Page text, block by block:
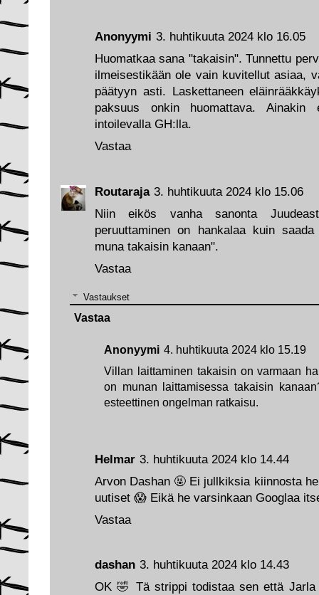
dashan 3. huhtikuuta 2024 klo 14.43
OK 🤣 Tä strippi todistaa sen että
Helmar 3. huhtikuuta 2024 klo 14.44
Arvon Dashan 🤬 Ei jullkiksia kiinnosta
uutiset 😱 Eikä he varsinkaan Googlaa
Vastaa
Routaraja 3. huhtikuuta 2024 klo 15.06
Niin eikös vanha sanonta
peruuttaminen on hankalaa kuin
muna takaisin kanaan".
Vastaa
Vastaukset
Anonyymi 4. huhtikuuta 2024 klo 15.19
Villan laittaminen takaisin on varmaan
on munan laittamisessa takaisin
esteettinen ongelman ratkaisu.
Vastaa
Anonyymi 3. huhtikuuta 2024 klo 16.05
Huomatkaa sana "takaisin". Tunnettu
ilmeisestikään ole vain kuvitellut asiaa,
päätyyn asti. Laskettaneen
paksuus onkin huomattava. Ainakin
intoilevalla GH:lla.
Vastaa